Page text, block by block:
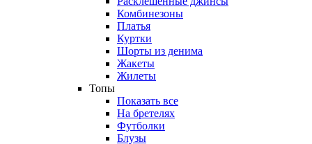
Комбинезоны
Платья
Куртки
Шорты из денима
Жакеты
Жилеты
Топы
Показать все
На бретелях
Футболки
Блузы